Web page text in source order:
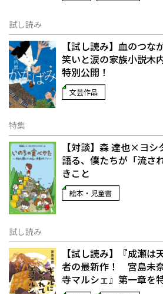
試し読み
【試し読み】血のつな
笑いと涙の家族小説――
特別公開！
文芸作品
特集
【対談】森 達也×ヨ
語る、僕たちが「流さ
きこと
絵本・児童書
試し読み
【試し読み】『成瀬
者の最新作！ 宮島未
寺マルシェ』第一章を